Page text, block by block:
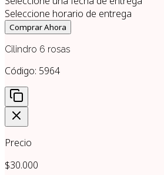
Seleccione horario de entrega
Comprar Ahora
Cilindro 6 rosas
Código: 5964
Precio
$30.000